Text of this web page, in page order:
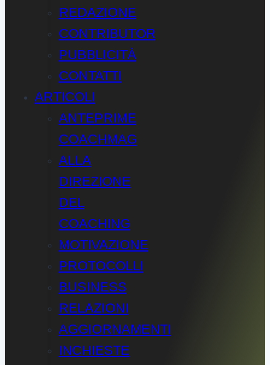
REDAZIONE
CONTRIBUTOR
PUBBLICITÀ
CONTATTI
ARTICOLI
ANTEPRIME
COACHMAG
ALLA
DIREZIONE
DEL
COACHING
MOTIVAZIONE
PROTOCOLLI
BUSINESS
RELAZIONI
AGGIORNAMENTI
INCHIESTE